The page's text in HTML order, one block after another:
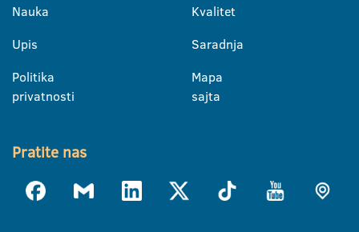
Nauka
Upis
Politika
privatnosti
Kvalitet
Saradnja
Mapa
sajta
Pratite nas